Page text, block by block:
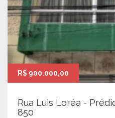
R$ 900.000,00
Rua Luis Loréa -
850